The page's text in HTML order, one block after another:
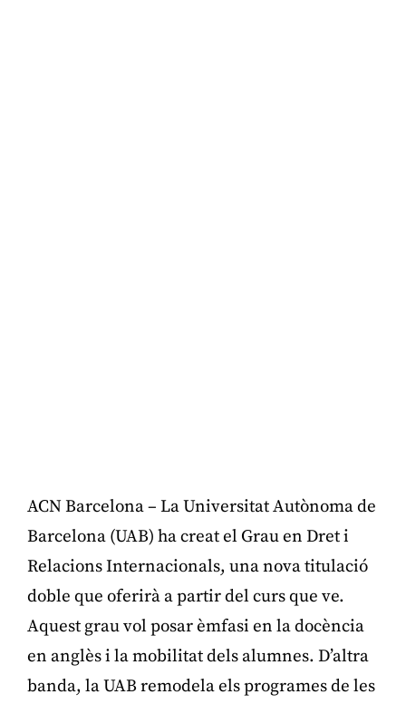
ACN Barcelona – La Universitat Autònoma de
Barcelona (UAB) ha creat el Grau en Dret i
Relacions Internacionals, una nova titulació
doble que oferirà a partir del curs que ve.
Aquest grau vol posar èmfasi en la docència
en anglès i la mobilitat dels alumnes. D’altra
banda, la UAB remodela els programes de les